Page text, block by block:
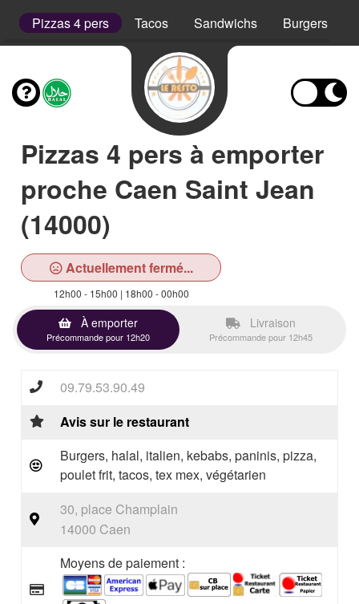
Pizzas 4 pers Tacos Sandwichs Burgers
Pizzas 4 pers à emporter
proche Caen Saint Jean
(14000)
Actuellement fermé...
12h00 - 15h00 | 18h00 - 00h00
À emporter
Précommande pour 12h20
Livraison
Précommande pour 12h45
09.79.53.90.49
Avis sur le restaurant
Burgers, halal, italien, kebabs, paninis, pizza,
poulet frit, tacos, tex mex, végétarien
30, place Champlain
14000 Caen
Moyens de paiement :